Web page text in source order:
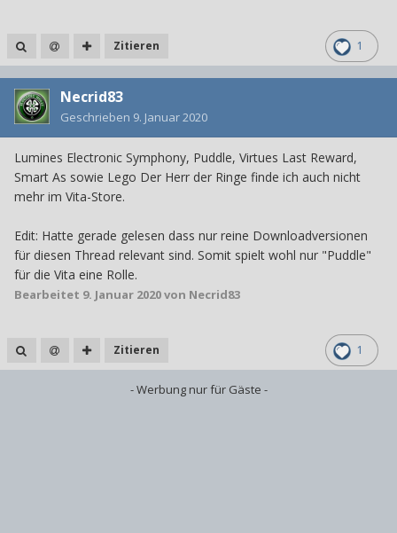
1
Zitieren
Necrid83
Geschrieben 9. Januar 2020
Lumines Electronic Symphony, Puddle, Virtues Last Reward,
Smart As sowie Lego Der Herr der Ringe finde ich auch nicht
mehr im Vita-Store.
Edit: Hatte gerade gelesen dass nur reine Downloadversionen
für diesen Thread relevant sind. Somit spielt wohl nur "Puddle"
für die Vita eine Rolle.
Bearbeitet 9. Januar 2020von Necrid83
1
Zitieren
- Werbung nur für Gäste -